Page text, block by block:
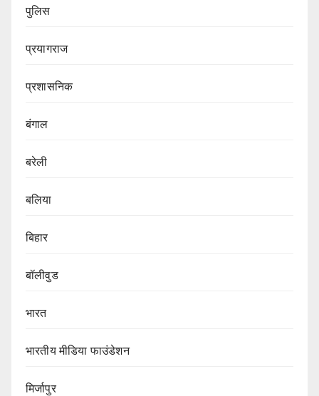
पुलिस
प्रयागराज
प्रशासनिक
बंगाल
बरेली
बलिया
बिहार
बॉलीवुड
भारत
भारतीय मीडिया फाउंडेशन
मिर्जापुर